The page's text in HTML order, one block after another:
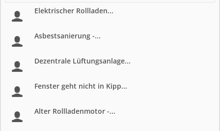
Elektrischer Rollladen...
Asbestsanierung -...
Dezentrale Lüftungsanlage...
Fenster geht nicht in Kipp...
Alter Rollladenmotor -...